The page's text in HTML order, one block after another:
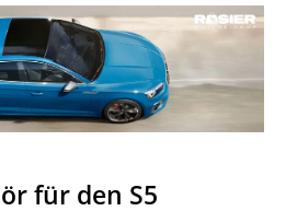
für den S5